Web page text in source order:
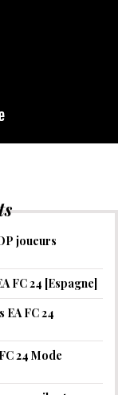
joueurs
FC 24 [Espagne]
EA FC 24
24 Mode